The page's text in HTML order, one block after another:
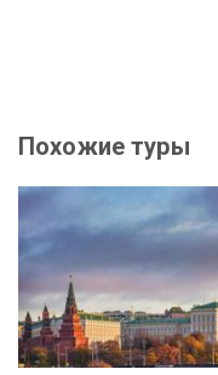
Похожие туры